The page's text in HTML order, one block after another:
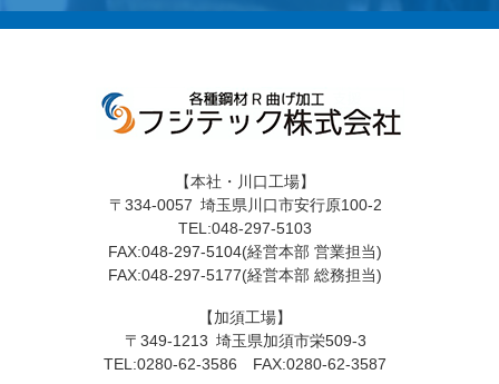
4月ラストの日もフジテックはお客様と地域為に、働きます❗😘
【本社・川口工場】
〒334-0057 埼玉県川口市安行原100-2
TEL:048-297-5103
FAX:048-297-5104(経営本部 営業担当)
FAX:048-297-5177(経営本部 総務担当)
【加須工場】
〒349-1213 埼玉県加須市栄509-3
TEL:0280-62-3586 FAX:0280-62-3587